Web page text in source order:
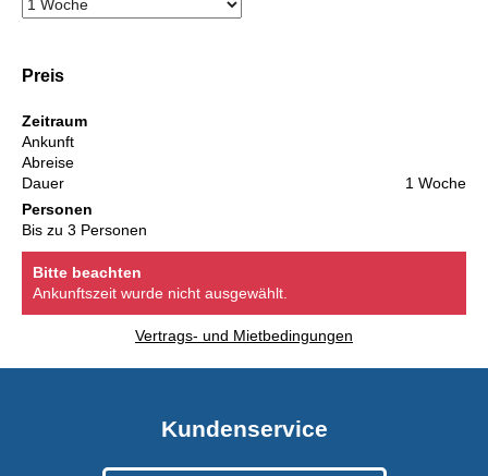
Preis
Zeitraum
Ankunft
Abreise
Dauer
1 Woche
Personen
Bis zu 3 Personen
Bitte beachten
Ankunftszeit wurde nicht ausgewählt.
Vertrags- und Mietbedingungen
Kundenservice